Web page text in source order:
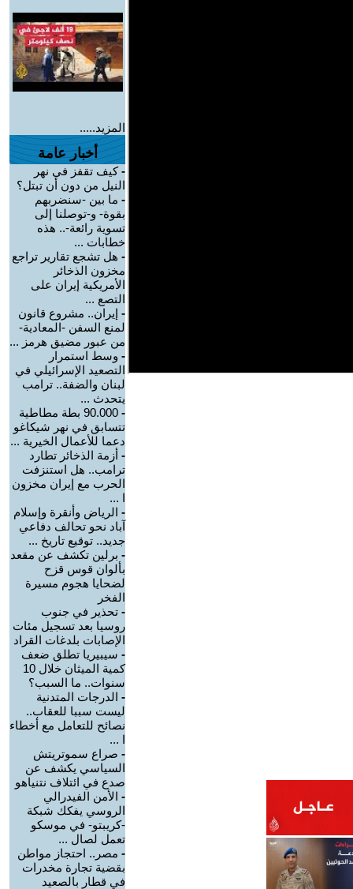
المزيد.....
أخبار عامة
-كيف تقفز في نهر
النيل من دون أن تبتل؟
- ما بين -سنضربهم
بقوة- و-توصلنا إلى
تسوية رائعة-.. هذه
خطابات ...
- هل تشجع تقارير تراجع
مخزون الذخائر
الأمريكية إيران على
التصع ...
- إيران.. مشروع قانون
لمنع السفن -المعادية-
من عبور مضيق هرمز ...
- وسط استمرار
التصعيد الإسرائيلي في
لبنان والضفة.. ترامب
يتحدث ...
-
90.000 بطة مطاطية
تتسابق في نهر شيكاغو
دعما للأعمال الخيرية ...
- أزمة الذخائر تطارد
ترامب.. هل استنزفت
الحرب مع إيران مخزون
ا ...
- الرياض وأنقرة وإسلام
آباد نحو تحالف دفاعي
جديد.. توقيع تاريخ ...
- برلين تكشف عن مقعد
بألوان قوس قزح
لضحايا هجوم مسيرة
الفخر
- تحذير في جنوب
روسيا بعد تسجيل مئات
الإصابات بلدغات القراد
- سيبيريا تطلق ضعف
كمية الميثان خلال 10
سنوات.. ما السبب؟
- الدرجات المتدنية
ليست سببا للعقاب..
نصائح للتعامل مع أخطاء
ا ...
- صراع سموتريتش
السياسي يكشف عن
صدع في ائتلاف نتنياهو
- الأمن الفيدرالي
الروسي يفكك شبكة
-كريبتو- في موسكو
تعمل لصال ...
- مصر.. احتجاز مواطن
بقضية تجارة مخدرات
في قطار بالصعيد